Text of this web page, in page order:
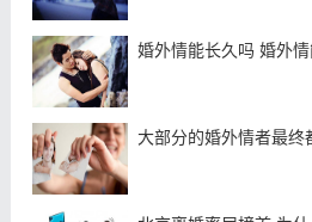
婚外情能长久吗 婚外情
大部分的婚外情者最终